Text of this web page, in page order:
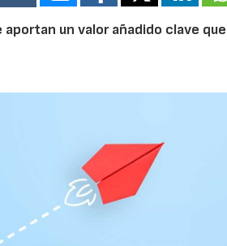
un valor añadido clave que